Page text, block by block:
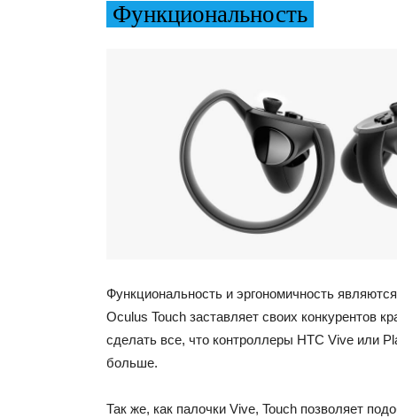
Функциональность
Функциональность и эргономичность
Oculus Touch заставляет своих конкурентов
сделать все, что контроллеры HTC Vive или
больше.
Так же, как палочки Vive, Touch позволяет